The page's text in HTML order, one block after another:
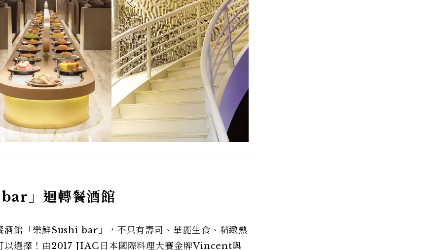
」迴轉餐酒館
酒館「樂鮮Sushi bar」，不只有壽司、華麗生食、精緻熟
以選擇！由2017 JIAC日本國際料理大賽金牌Vincent與